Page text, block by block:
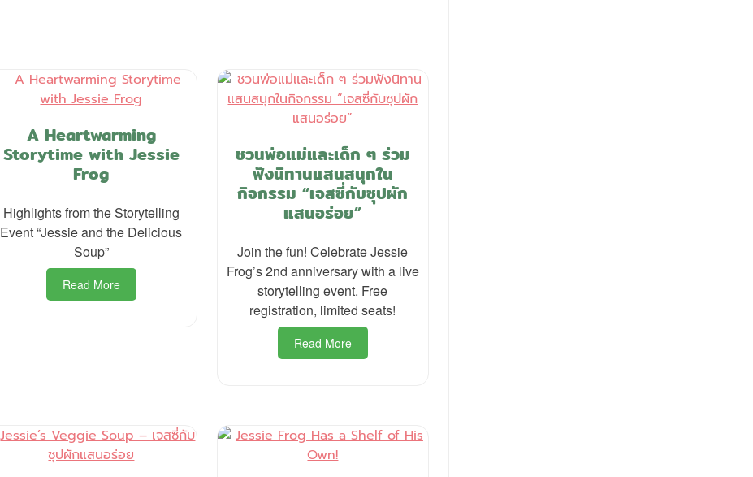
A Heartwarming
Storytime with Jessie
Frog
Highlights from the Storytelling
Event “Jessie and the Delicious
Soup”
Read More
ชวนพ่อแม่และเด็ก ๆ ร่วม
ฟังนิทานแสนสนุกใน
กิจกรรม “เจสซี่กับซุปผัก
แสนอร่อย”
Join the fun! Celebrate Jessie
Frog’s 2nd anniversary with a live
storytelling event. Free
registration, limited seats!
Read More